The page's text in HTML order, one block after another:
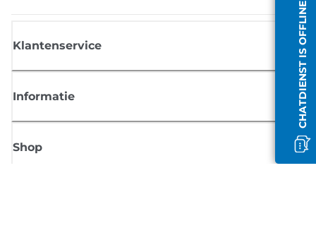
CHATDIENST IS OFFLINE
Klantenservice
Informatie
Shop